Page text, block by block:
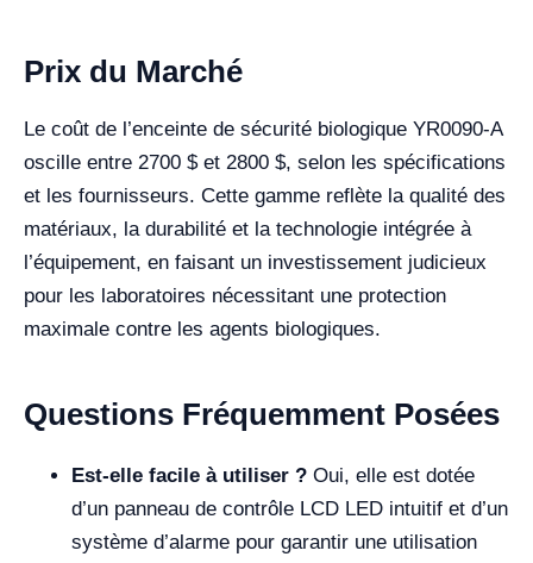
Prix du Marché
Le coût de l’enceinte de sécurité biologique YR0090-A
oscille entre 2700 $ et 2800 $, selon les spécifications
et les fournisseurs. Cette gamme reflète la qualité des
matériaux, la durabilité et la technologie intégrée à
l’équipement, en faisant un investissement judicieux
pour les laboratoires nécessitant une protection
maximale contre les agents biologiques.
Questions Fréquemment Posées
Est-elle facile à utiliser ? Oui, elle est dotée
d’un panneau de contrôle LCD LED intuitif et d’un
système d’alarme pour garantir une utilisation